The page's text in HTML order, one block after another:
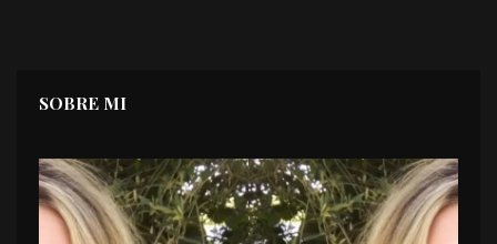
SOBRE MI